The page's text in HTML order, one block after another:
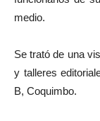
medio.
Se trató de una
y talleres
B, Coquimbo.